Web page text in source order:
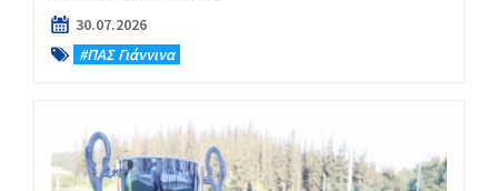
30.07.2026
#ΠΑΣ Γιάννινα